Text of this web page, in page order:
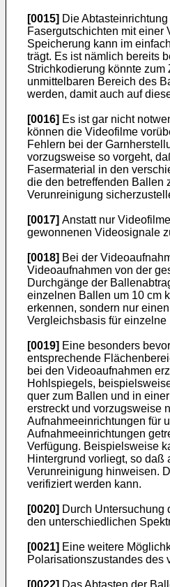
[0015] Die
Fasergutschichten mit
Speicherung kann im
trägt. Es ist nämlich bereits
Strichkodierung könnte
unmittelbaren Bereich des
werden, damit auch auf
[0016] Es ist gar nicht
können die Videofilme
Fehlern bei der
vorzugsweise so vorgeht,
Fasermaterial in den
die den betreffenden Ballen
Verunreinigung
[0017] Anstatt nur
gewonnenen Videosignale
[0018] Bei der
Videoaufnahmen von der
Durchgänge der
einzelnen Ballen um 10 cm
erkennen, sondern nur
Vergleichsbasis für
[0019] Eine besonders
entsprechende
bei den Videoaufnahmen
Hohlspiegels,
quer zum Ballen und in
erstreckt und vorzugsweise
Aufnahmeeinrichtungen für
Aufnahmeeinrichtungen
Verfügung. Beispielsweise
Hintergrund vor­liegt, so
Verunreinigung hinweisen.
verifiziert werden kann.
[0020] Durch
den unterschied­lichen
[0021] Eine weitere
Polarisations­zustandes des
[0022] Das Abtasten der